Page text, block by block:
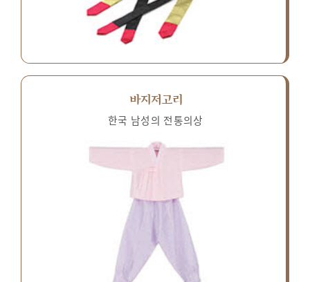
바지저고리
한국 남성의 전통의상